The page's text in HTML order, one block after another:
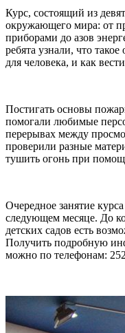
Курс, состоящий из
окружающего мира: от
приборами до азов
ребята узнали, что
для человека, и как
Постигать основы
помогали любимые
перерывах между
проверили разные
тушить огонь при
Очередное занятие
следующем месяце. До
детских садов есть
Получить подробную
можно по телефонам: